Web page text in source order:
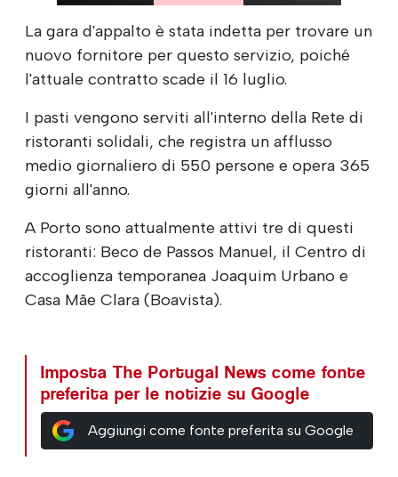
La gara d'appalto è stata indetta per trovare un
nuovo fornitore per questo servizio, poiché
l'attuale contratto scade il 16 luglio.
I pasti vengono serviti all'interno della Rete di
ristoranti solidali, che registra un afflusso
medio giornaliero di 550 persone e opera 365
giorni all'anno.
A Porto sono attualmente attivi tre di questi
ristoranti: Beco de Passos Manuel, il Centro di
accoglienza temporanea Joaquim Urbano e
Casa Mãe Clara (Boavista).
Imposta The Portugal News come fonte
preferita per le notizie su Google
Aggiungi come fonte preferita su Google